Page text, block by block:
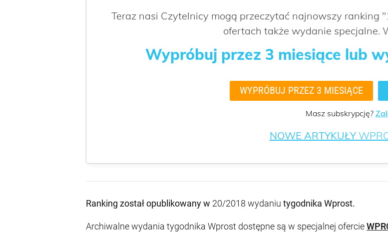
Teraz nasi Czytelnicy mogą przeczytać najnowszy
ofertach także wydanie specjalne.
Wypróbuj przez 3 miesiące lub
WYPRÓBUJ PRZEZ 3 MIESIĄCE
Masz subskrypcję?
NOWE ARTYKUŁY
Ranking został opublikowany w 20/2018 wydaniu tygodnika Wprost.
Archiwalne wydania tygodnika Wprost dostępne są w specjalnej ofercie